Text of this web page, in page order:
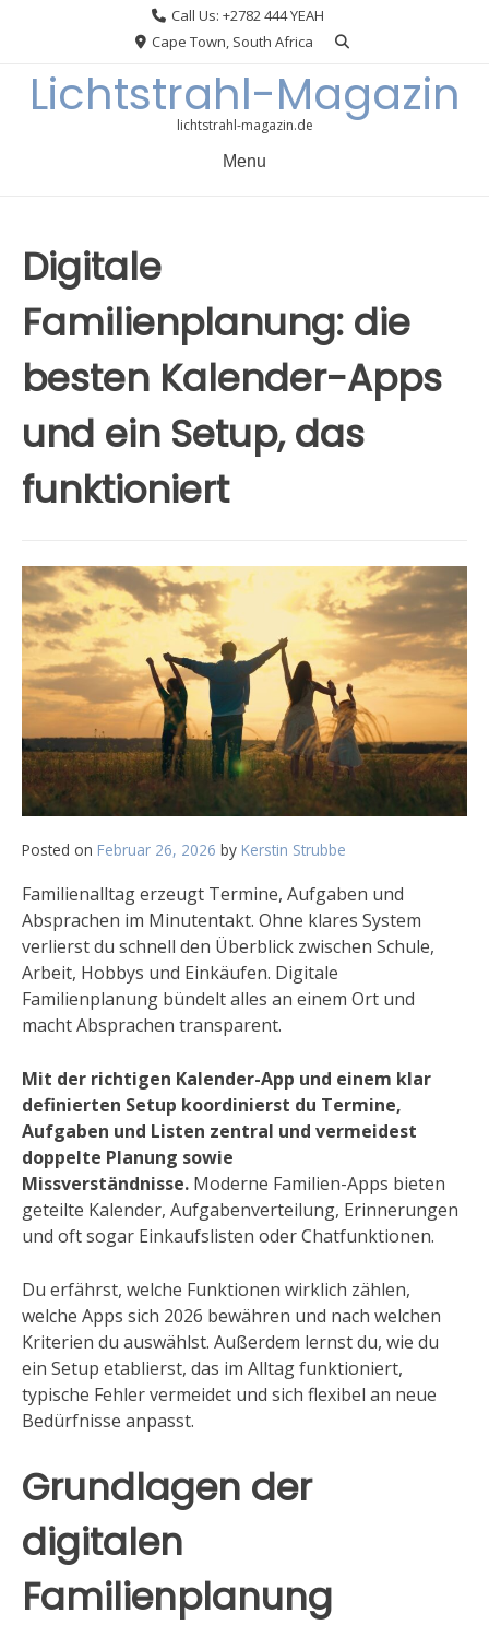
Call Us: +2782 444 YEAH
Cape Town, South Africa
Lichtstrahl-Magazin
lichtstrahl-magazin.de
Menu
Digitale
Familienplanung: die
besten Kalender-Apps
und ein Setup, das
funktioniert
Posted on Februar 26, 2026 by Kerstin Strubbe
Familienalltag erzeugt Termine, Aufgaben und
Absprachen im Minutentakt. Ohne klares System
verlierst du schnell den Überblick zwischen Schule,
Arbeit, Hobbys und Einkäufen. Digitale
Familienplanung bündelt alles an einem Ort und
macht Absprachen transparent.
Mit der richtigen Kalender-App und einem klar
definierten Setup koordinierst du Termine,
Aufgaben und Listen zentral und vermeidest
doppelte Planung sowie
Missverständnisse. Moderne Familien-Apps bieten
geteilte Kalender, Aufgabenverteilung, Erinnerungen
und oft sogar Einkaufslisten oder Chatfunktionen.
Du erfährst, welche Funktionen wirklich zählen,
welche Apps sich 2026 bewähren und nach welchen
Kriterien du auswählst. Außerdem lernst du, wie du
ein Setup etablierst, das im Alltag funktioniert,
typische Fehler vermeidet und sich flexibel an neue
Bedürfnisse anpasst.
Grundlagen der
digitalen
Familienplanung